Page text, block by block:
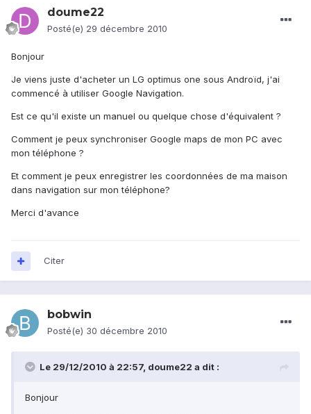
doume22
Posté(e) 29 décembre 2010
Bonjour
Je viens juste d'acheter un LG optimus one sous Androïd, j'ai
commencé à utiliser Google Navigation.
Est ce qu'il existe un manuel ou quelque chose d'équivalent ?
Comment je peux synchroniser Google maps de mon PC avec
mon téléphone ?
Et comment je peux enregistrer les coordonnées de ma maison
dans navigation sur mon téléphone?
Merci d'avance
Citer
bobwin
Posté(e) 30 décembre 2010
Le 29/12/2010 à 22:57, doume22 a dit :
Bonjour